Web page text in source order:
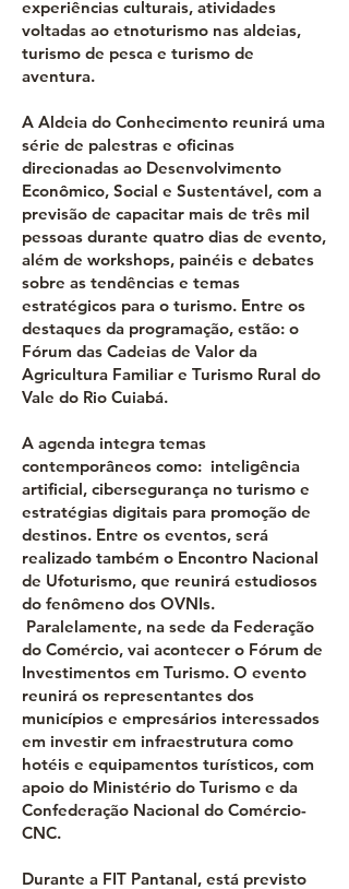
experiências culturais, atividades
voltadas ao etnoturismo nas aldeias,
turismo de pesca e turismo de
aventura.
A Aldeia do Conhecimento reunirá uma
série de palestras e oficinas
direcionadas ao Desenvolvimento
Econômico, Social e Sustentável, com a
previsão de capacitar mais de três mil
pessoas durante quatro dias de evento,
além de workshops, painéis e debates
sobre as tendências e temas
estratégicos para o turismo. Entre os
destaques da programação, estão: o
Fórum das Cadeias de Valor da
Agricultura Familiar e Turismo Rural do
Vale do Rio Cuiabá.
A agenda integra temas
contemporâneos como: inteligência
artificial, cibersegurança no turismo e
estratégias digitais para promoção de
destinos. Entre os eventos, será
realizado também o Encontro Nacional
de Ufoturismo, que reunirá estudiosos
do fenômeno dos OVNIs.
Paralelamente, na sede da Federação
do Comércio, vai acontecer o Fórum de
Investimentos em Turismo. O evento
reunirá os representantes dos
municípios e empresários interessados
em investir em infraestrutura como
hotéis e equipamentos turísticos, com
apoio do Ministério do Turismo e da
Confederação Nacional do Comércio-
CNC.
Durante a FIT Pantanal, está previsto